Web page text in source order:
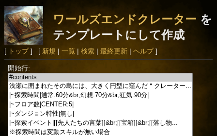
ワールズエンドクレーター を
テンプレートにして作成
[ トップ] [ 新規 | 一覧 | 検索| 最終更新| ヘルプ]
開始行: